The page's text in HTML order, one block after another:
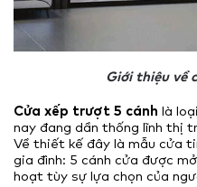
Giới thiệu về
Cửa xếp trượt 5 cánh là
nay đang dần thống lĩnh thị
Về thiết kế đây là mẫu cửa
gia đình: 5 cánh cửa được
hoạt tùy sự lựa chọn của